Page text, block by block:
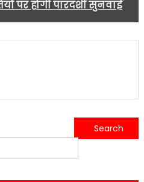
पर होगी पारदर्शी सुनवाई
हल्द्वानी में अवैध शराब की तस्करी पर वार, दो आरोपियों पर केस दर्ज….